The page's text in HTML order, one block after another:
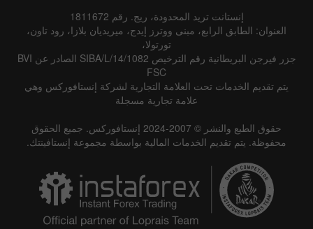
إنستانت تريد المحدودة، ريج. رقم 1811672
العنوان: الطابق الرابع، مبنى ووترز إيدج، ميريديان بلازا، رود تاون،
تورتولا،
جزر فيرجن البريطانية رقم الترخيص SIBA/L/14/1082 الصادر عن BVI
FSC
يتم تقديم الخدمات تحت العلامة التجارية لشركة إنستافوركس وهي
علامة تجارية مسجلة
حقوق الطبع والنشر © 2007-2024 إنستافوركس. جميع الحقوق
محفوظة. يتم تقديم الخدمات المالية بواسطة مجموعة إنستافينتك.